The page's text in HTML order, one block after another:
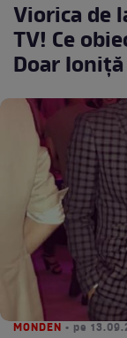
Viorica de
TV! Ce
Doar
MONDEN • pe